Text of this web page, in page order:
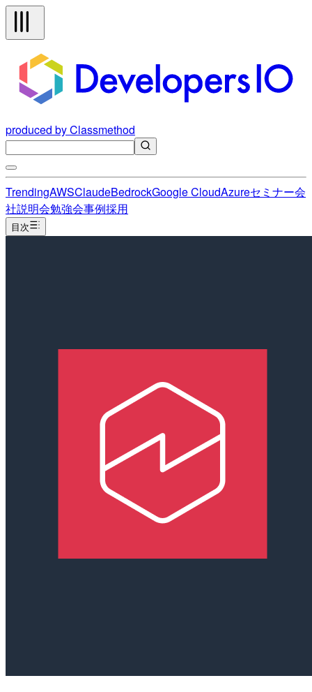
produced by Classmethod
TrendingAWSClaudeBedrockGoogle CloudAzureセミナー会
社説明会勉強会事例採用
目次